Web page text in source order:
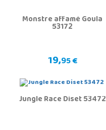
Monstre affamé Goula
53172
19,95 €
Jungle Race Diset 53472